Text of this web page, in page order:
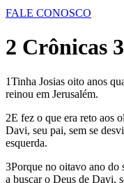
FALE CONOSCO
2 Crônicas
1Tinha Josias oito anos
reinou em Jerusalém.
2E fez o que era reto aos
Davi, seu pai, sem se
esquerda.
3Porque no oitavo ano do
a buscar o Deus de Davi,